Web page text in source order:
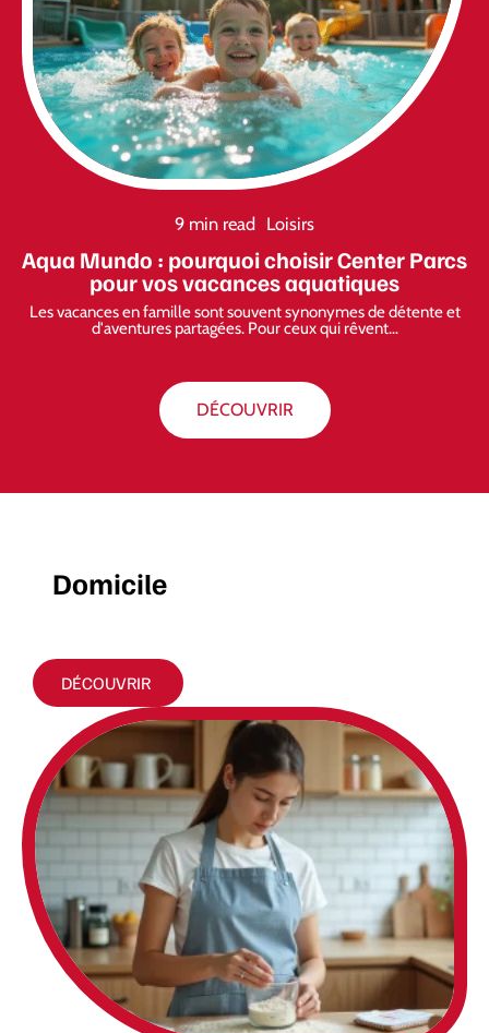
9 min read Loisirs
Aqua Mundo : pourquoi choisir Center Parcs
pour vos vacances aquatiques
Les vacances en famille sont souvent synonymes de détente et
d'aventures partagées. Pour ceux qui rêvent…
DÉCOUVRIR
Domicile
DÉCOUVRIR